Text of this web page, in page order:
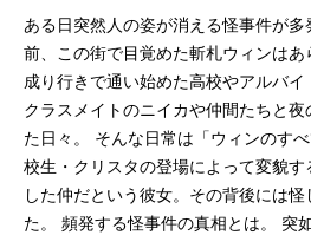
ある日突然人の姿が消える怪事件が
前、この街で目覚めた斬札ウィンはあ
成り行きで通い始めた高校やアルバイ
クラスメイトのニイカや仲間たちと
た日々。 そんな日常は「ウィンのす
校生・クリスタの登場によって変貌
した仲だという彼女。その背後には
た。 頻発する怪事件の真相とは。 突